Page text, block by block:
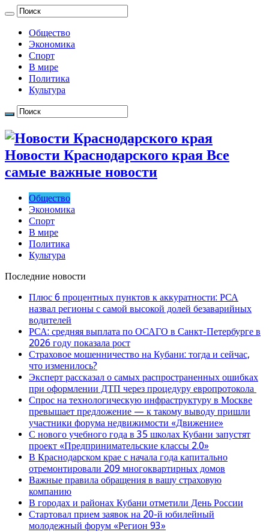
Общество
Экономика
Спорт
В мире
Политика
Культура
Новости Краснодарского края Все
самые важные новости
Общество
Экономика
Спорт
В мире
Политика
Культура
Последние новости
Плюс 6 процентных пунктов к аккуратности: РСА
назвал регионы с самой высокой долей безаварийных
водителей
РСА: средняя выплата по ОСАГО в Санкт-Петербурге в
2026 году показала рост
Страховое мошенничество на Кубани: тогда и сейчас,
что изменилось?
Эксперт рассказал о самых распространенных ошибках
при оформлении ДТП через процедуру европротокола
Спрос на технологическую инфраструктуру в Москве
превышает предложение — к такому выводу пришли
участники форума недвижимости «Движение»
С нового учебного года в 35 школах Кубани запустят
проект «Предпринимательские классы 2.0»
В Краснодарском крае с начала года капитально
отремонтировали 209 многоквартирных домов
Важные правила обращения в вашу страховую
компанию
В городах и районах Кубани отметили День России
Стартовал прием заявок на 20-й юбилейный
молодежный форум «Регион 93»